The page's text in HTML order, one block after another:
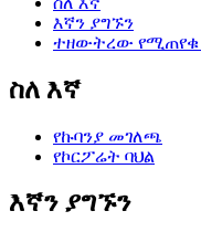
እኛን ያግኙን
ተዘውትረው
ስለ እኛ
የኩባንያ መገለጫ
የኮርፖሬት ባህል
እኛን ያግኙን